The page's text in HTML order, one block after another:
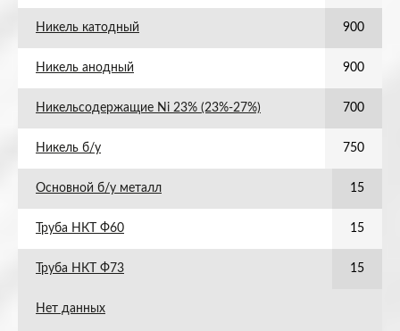
Никель катодный 900
Никель анодный 900
Никельсодержащие Ni 23% (23%-27%) 700
Никель б/у 750
Основной б/у металл 15
Труба НКТ Ф60 15
Труба НКТ Ф73 15
Нет данных